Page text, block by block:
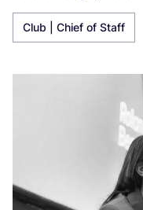
Club | Chief of Staff